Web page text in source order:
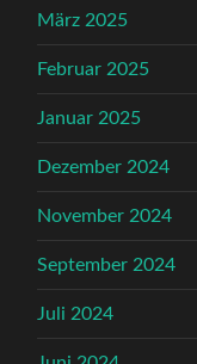
März 2025
Februar 2025
Januar 2025
Dezember 2024
November 2024
September 2024
Juli 2024